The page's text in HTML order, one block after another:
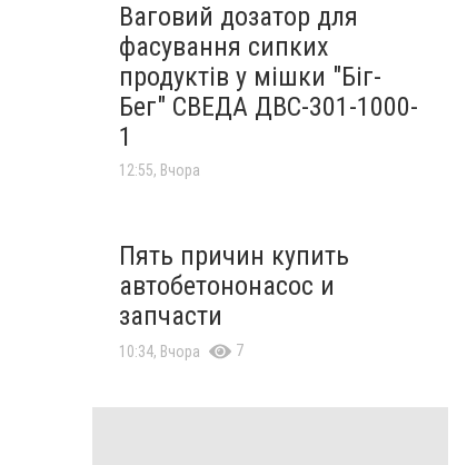
Ваговий дозатор для
фасування сипких
продуктів у мішки "Біг-
Бег" СВЕДА ДВС-301-1000-
1
12:55, Вчора
Пять причин купить
автобетононасос и
запчасти
10:34, Вчора 7